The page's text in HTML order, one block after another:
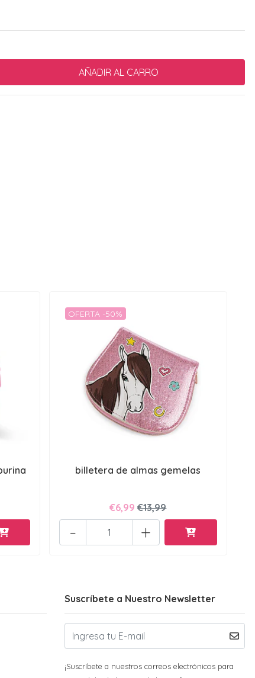
OFERTA -50%
billetera de almas gemelas
€6,99 €13,99
+
-
Suscríbete a Nuestro Newsletter
¡Suscríbete a nuestros correos electrónicos para